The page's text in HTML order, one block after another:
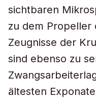
sichtbaren
zu dem Propeller
Zeugnisse der
sind ebenso zu
ältesten